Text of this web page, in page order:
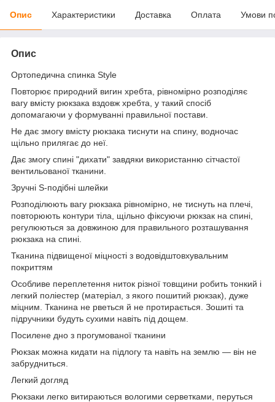
Опис Характеристики Доставка Оплата Умови
Опис
Ортопедична спинка Style
Повторює природний вигин хребта, рівномірно розподіляє
вагу вмісту рюкзака вздовж хребта, у такий спосіб
допомагаючи у формуванні правильної постави.
Не дає змогу вмісту рюкзака тиснути на спину, водночас
щільно прилягає до неї.
Дає змогу спині "дихати" завдяки використанню сітчастої
вентильованої тканини.
Зручні S-подібні шлейки
Розподілюють вагу рюкзака рівномірно, не тиснуть на плечі,
повторюють контури тіла, щільно фіксуючи рюкзак на спині,
регулюються за довжиною для правильного розташування
рюкзака на спині.
Тканина підвищеної міцності з водовідштовхувальним
покриттям
Особливе переплетення ниток різної товщини робить тонкий і
легкий поліестер (матеріал, з якого пошитий рюкзак), дуже
міцним. Тканина не рветься й не протирається. Зошиті та
підручники будуть сухими навіть під дощем.
Посилене дно з прогумованої тканини
Рюкзак можна кидати на підлогу та навіть на землю — він не
забрудниться.
Легкий догляд
Рюкзаки легко витираються вологими серветками, перуться